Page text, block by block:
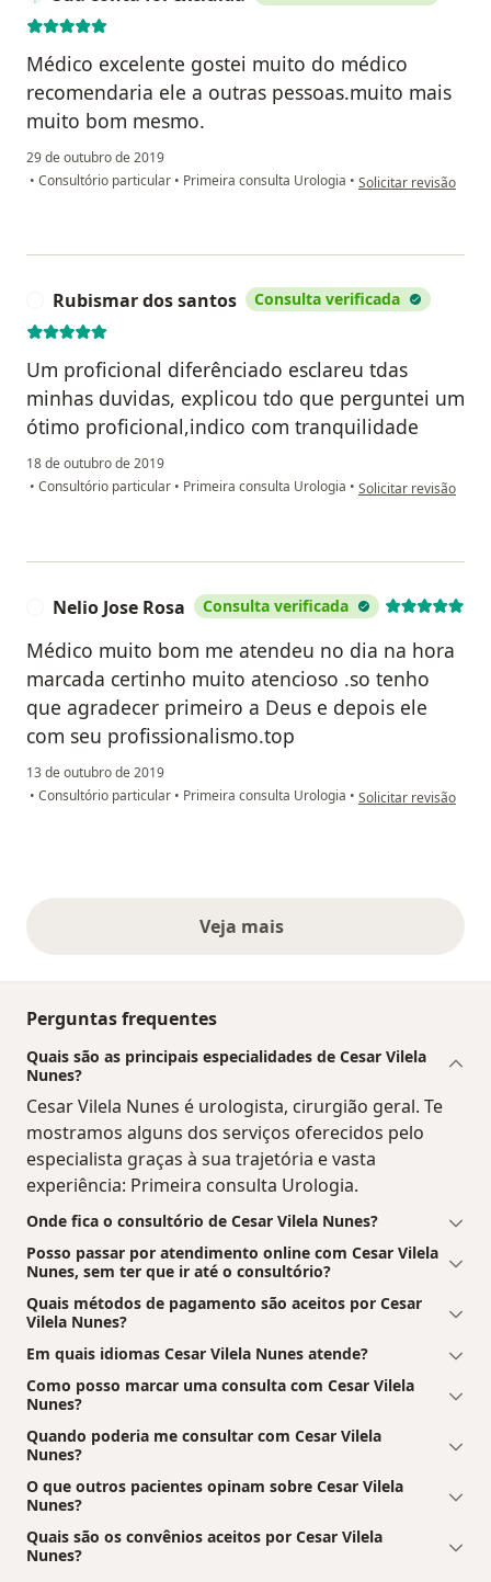
Médico excelente gostei muito do médico
recomendaria ele a outras pessoas.muito mais
muito bom mesmo.
29 de outubro de 2019
• Consultório particular • Primeira consulta Urologia • na opinião do
Solicitar revisão
Rubismar dos santos Consulta verificada
Um proficional diferênciado esclareu tdas
minhas duvidas, explicou tdo que perguntei um
ótimo proficional,indico com tranquilidade
18 de outubro de 2019
• Consultório particular • Primeira consulta Urologia • na opinião do
Solicitar revisão
Nelio Jose Rosa Consulta verificada
Médico muito bom me atendeu no dia na hora
marcada certinho muito atencioso .so tenho
que agradecer primeiro a Deus e depois ele
com seu profissionalismo.top
13 de outubro de 2019
• Consultório particular • Primeira consulta Urologia • na opinião do
Solicitar revisão
Veja maisopiniões acima
Perguntas frequentes
Quais são as principais especialidades de Cesar Vilela
Nunes?
Cesar Vilela Nunes é urologista, cirurgião geral. Te
mostramos alguns dos serviços oferecidos pelo
especialista graças à sua trajetória e vasta
experiência: Primeira consulta Urologia.
Onde fica o consultório de Cesar Vilela Nunes?
Posso passar por atendimento online com Cesar Vilela
Nunes, sem ter que ir até o consultório?
Quais métodos de pagamento são aceitos por Cesar
Vilela Nunes?
Em quais idiomas Cesar Vilela Nunes atende?
Como posso marcar uma consulta com Cesar Vilela
Nunes?
Quando poderia me consultar com Cesar Vilela
Nunes?
O que outros pacientes opinam sobre Cesar Vilela
Nunes?
Quais são os convênios aceitos por Cesar Vilela
Nunes?